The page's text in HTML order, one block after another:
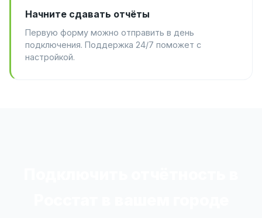
Начните сдавать отчёты
Первую форму можно отправить в день
подключения. Поддержка 24/7 поможет с
настройкой.